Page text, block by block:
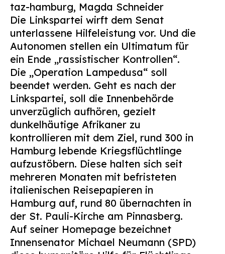
Über Uns
Infos & Broschüren
Archiv
Kontakt
Suchen
nach:
taz-hamburg, Magda Schneider
Die Linkspartei wirft dem Senat
unterlassene Hilfeleistung vor. Und die
Autonomen stellen ein Ultimatum für
ein Ende „rassistischer Kontrollen“.
Die „Operation Lampedusa“ soll
beendet werden. Geht es nach der
Linkspartei, soll die Innenbehörde
unverzüglich aufhören, gezielt
dunkelhäutige Afrikaner zu
kontrollieren mit dem Ziel, rund 300 in
Hamburg lebende Kriegsflüchtlinge
aufzustöbern. Diese halten sich seit
mehreren Monaten mit befristeten
italienischen Reisepapieren in
Hamburg auf, rund 80 übernachten in
der St. Pauli-Kirche am Pinnasberg.
Auf seiner Homepage bezeichnet
Innensenator Michael Neumann (SPD)